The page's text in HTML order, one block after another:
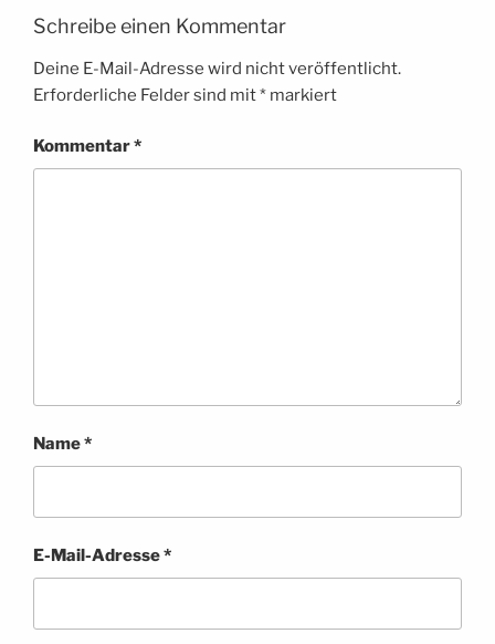
Schreibe einen Kommentar
Deine E-Mail-Adresse wird nicht veröffentlicht.
Erforderliche Felder sind mit* markiert
Kommentar*
Name*
E-Mail-Adresse*